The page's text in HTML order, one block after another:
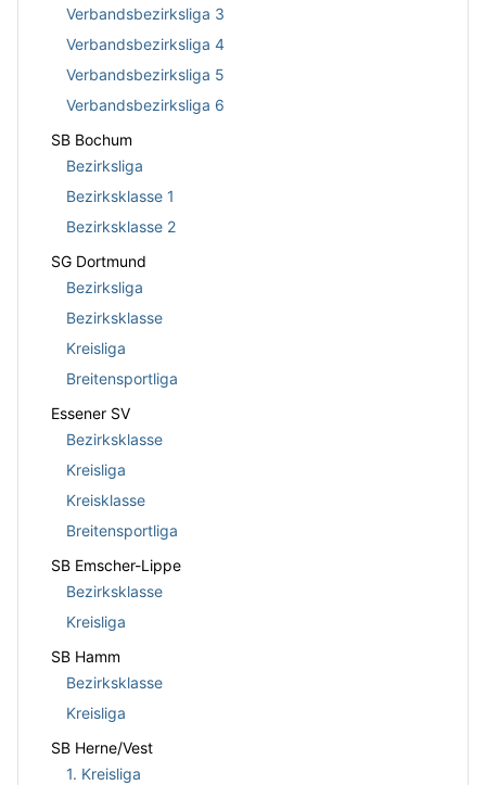
Verbandsbezirksliga 3
Verbandsbezirksliga 4
Verbandsbezirksliga 5
Verbandsbezirksliga 6
SB Bochum
Bezirksliga
Bezirksklasse 1
Bezirksklasse 2
SG Dortmund
Bezirksliga
Bezirksklasse
Kreisliga
Breitensportliga
Essener SV
Bezirksklasse
Kreisliga
Kreisklasse
Breitensportliga
SB Emscher-Lippe
Bezirksklasse
Kreisliga
SB Hamm
Bezirksklasse
Kreisliga
SB Herne/Vest
1. Kreisliga